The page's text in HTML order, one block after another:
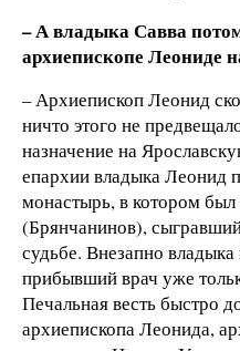
– А владыка Савва
архиепископе Леониде
– Архиепископ Леонид
ничто этого не
назначение на
епархии владыка Леонид
монастырь, в котором
(Брянчанинов),
судьбе. Внезапно
прибывший врач уже
Печальная весть быстро
архиепископа Леонида,